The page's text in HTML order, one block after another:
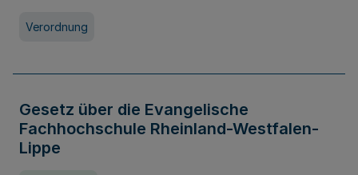
Verordnung
Gesetz über die Evangelische
Fachhochschule Rheinland-Westfalen-
Lippe